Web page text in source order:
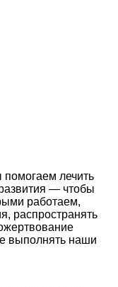
лечить
— чтобы
работаем,
распространять
выполнять наши